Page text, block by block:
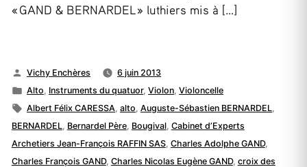
« GAND & BERNARDEL » luthiers mis à […]
Publié
par
Vichy Enchères
6 juin 2013
Publié
dans
Alto Instruments du quatuor,Violon ,Violoncelle
Étiquettes :
Albert Félix CARESSA ,alto ,Auguste-Sébastien BERNARDEL
BERNARDEL Bernardel Père, Bougival, Cabinet d’Experts
Archetiers Jean-François RAFFIN SAS, Charles Adolphe GAND,
Charles François GAND, Charles Nicolas Eugène GAND, croix des